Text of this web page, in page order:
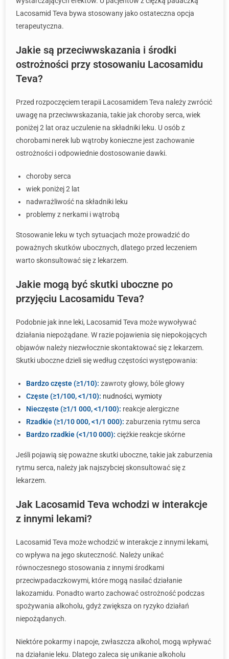
Lacosamid Teva bywa stosowany jako ostateczna opcja
terapeutyczna.
Jakie są przeciwwskazania i środki
ostrożności przy stosowaniu Lacosamidu
Teva?
Przed rozpoczęciem terapii Lacosamidem Teva należy zwrócić
uwagę na przeciwwskazania, takie jak choroby serca, wiek
poniżej 2 lat oraz uczulenie na składniki leku. U osób z
chorobami nerek lub wątroby konieczne jest zachowanie
ostrożności i odpowiednie dostosowanie dawki.
choroby serca
wiek poniżej 2 lat
nadwrażliwość na składniki leku
problemy z nerkami i wątrobą
Stosowanie leku w tych sytuacjach może prowadzić do
poważnych skutków ubocznych, dlatego przed leczeniem
warto skonsultować się z lekarzem.
Jakie mogą być skutki uboczne po
przyjęciu Lacosamidu Teva?
Podobnie jak inne leki, Lacosamid Teva może wywoływać
działania niepożądane. W razie pojawienia się niepokojących
objawów należy niezwłocznie skontaktować się z lekarzem.
Skutki uboczne dzieli się według częstości występowania:
Bardzo częste (≥1/10): zawroty głowy, bóle głowy
Częste (≥1/100, <1/10): nudności, wymioty
Nieczęste (≥1/1 000, <1/100): reakcje alergiczne
Rzadkie (≥1/10 000, <1/1 000): zaburzenia rytmu serca
Bardzo rzadkie (<1/10 000): ciężkie reakcje skórne
Jeśli pojawią się poważne skutki uboczne, takie jak zaburzenia
rytmu serca, należy jak najszybciej skonsultować się z
lekarzem.
Jak Lacosamid Teva wchodzi w interakcje
z innymi lekami?
Lacosamid Teva może wchodzić w interakcje z innymi lekami,
co wpływa na jego skuteczność. Należy unikać
równoczesnego stosowania z innymi środkami
przeciwpadaczkowymi, które mogą nasilać działanie
lakozamidu. Ponadto warto zachować ostrożność podczas
spożywania alkoholu, gdyż zwiększa on ryzyko działań
niepożądanych.
Niektóre pokarmy i napoje, zwłaszcza alkohol, mogą wpływać
na działanie leku. Dlatego zaleca się unikanie alkoholu